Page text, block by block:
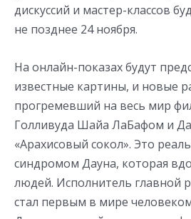
дискуссий и мастер-классов
не позднее 24 ноября.
На онлайн-показах будут
известные картины, и новые
прогремевший на весь мир
Голливуда Шайа ЛаБафом и
«Арахисовый сокол». Это
синдромом Дауна, которая
людей. Исполнитель главной
стал первым в мире